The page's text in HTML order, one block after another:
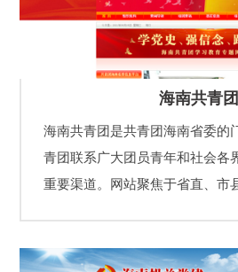
海南共青团
海南共青团是共青团海南省委的
青团联系广大团员青年和社会各
重要渠道。网站聚焦于省直、市
织开展基层团建工作，为广大青